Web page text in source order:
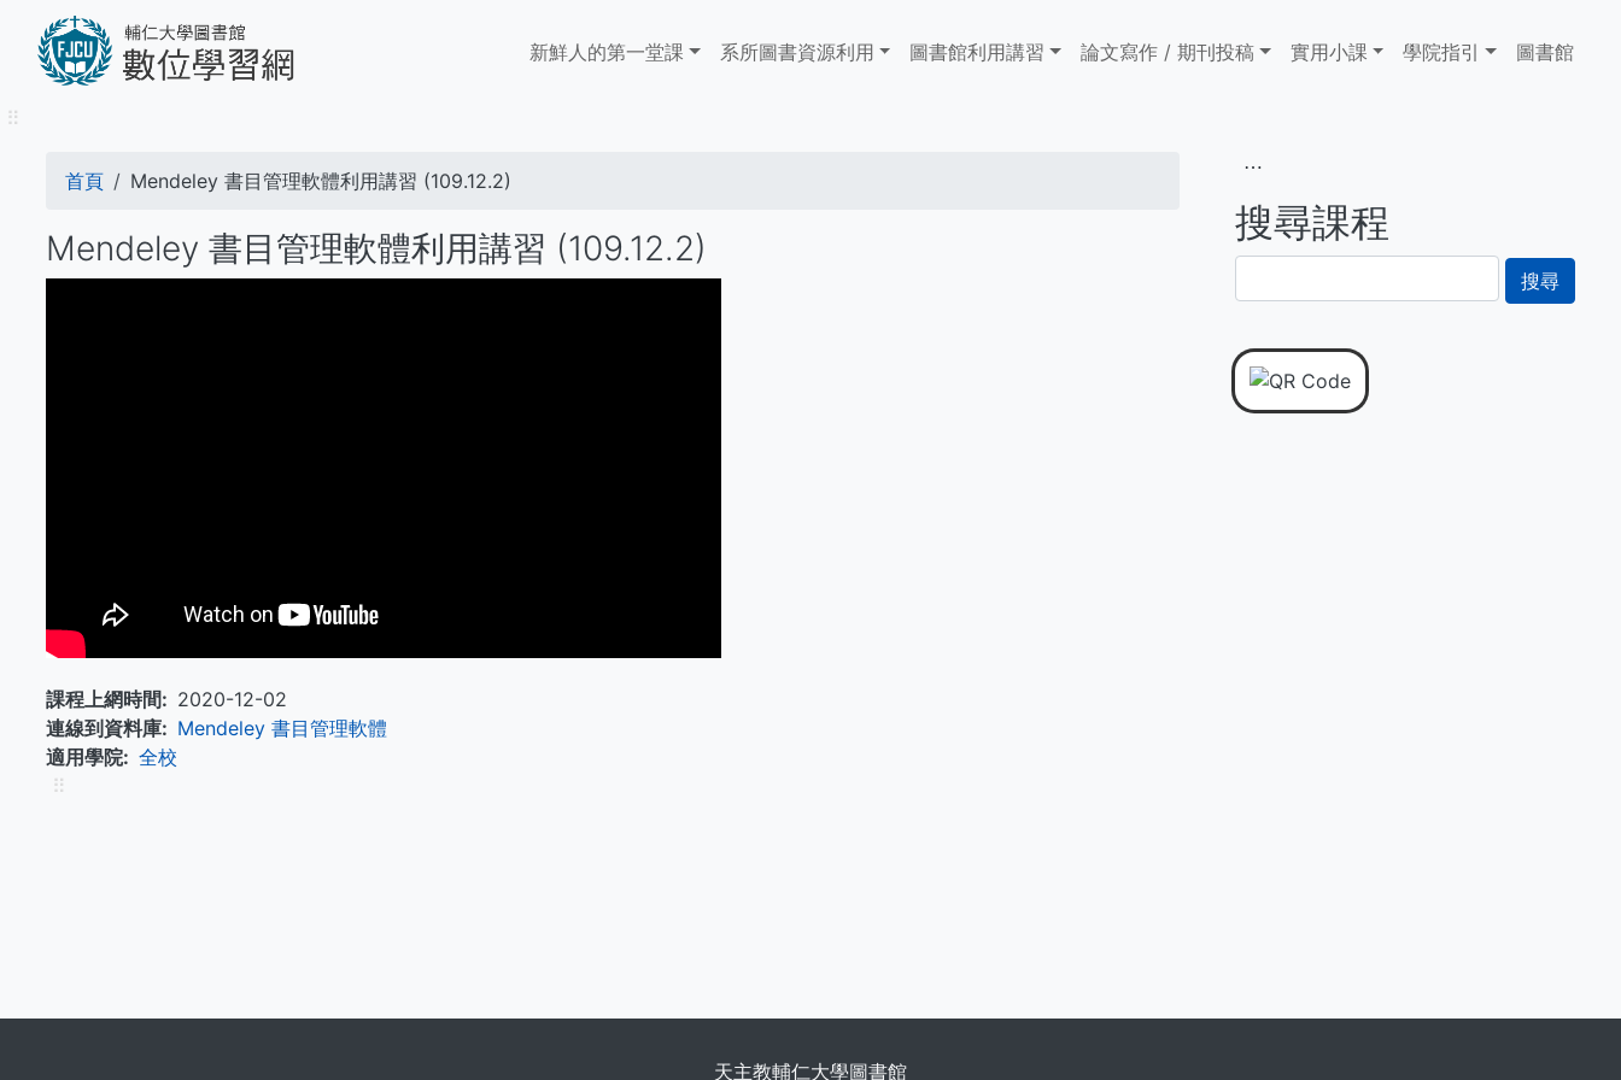
容
Main
navigation
新鮮人的第一堂課 系所圖書資源利用 ​​​​​圖書館​​​​​​​利用講習 論文寫作 / 期刊投稿 實用小課 學院指引 圖書館
⠿
導
連
首頁 Mendeley 書目管理軟體利用講習 (109.12.2)
Mendeley 書目管理軟體利用講習 (109.12.2)
課程上網時間
2020-12-02
連線到資料庫
Mendeley 書目管理軟體
適用學院
全校
⠿
⋯
搜尋課程
尋
天主教輔仁大學圖書館